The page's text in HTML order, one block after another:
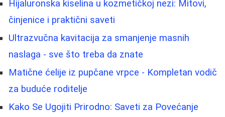
Hijaluronska kiselina u kozmetičkoj nezi: Mitovi,
činjenice i praktični saveti
Ultrazvučna kavitacija za smanjenje masnih
naslaga - sve što treba da znate
Matične ćelije iz pupčane vrpce - Kompletan vodič
za buduće roditelje
Kako Se Ugojiti Prirodno: Saveti za Povećanje